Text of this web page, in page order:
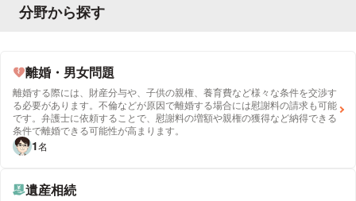
分野から探す
離婚・男女問題
離婚する際には、財産分与や、子供の親権、養育費など様々な条件を交渉す
る必要があります。不倫などが原因で離婚する場合には慰謝料の請求も可能
です。弁護士に依頼することで、慰謝料の増額や親権の獲得など納得できる
条件で離婚できる可能性が高まります。
1名
遺産相続